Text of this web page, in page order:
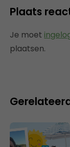
Plaats
Je moet
plaatsen.